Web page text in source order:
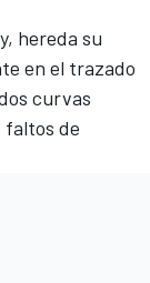
hereda su
en el trazado
curvas
faltos de